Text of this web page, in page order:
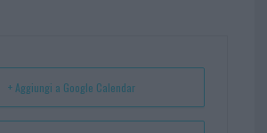
t p
+ Aggiungi a Google Calendar